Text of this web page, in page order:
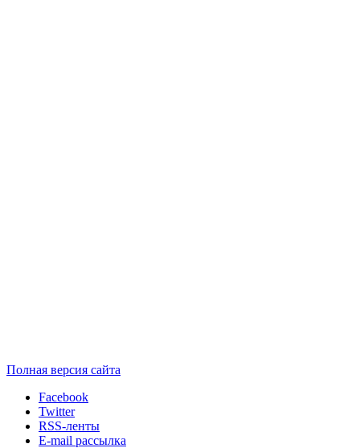
Полная версия сайта
Facebook
Twitter
RSS-ленты
E-mail рассылка